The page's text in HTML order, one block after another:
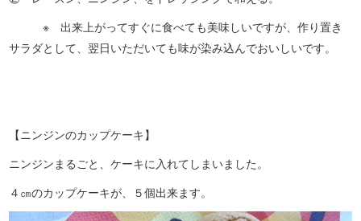
※ 出来上がってすぐに食べても美味しいですが、作り置き
サラダとして、翌日いただいても味が染み込んでおいしいです。
【ニンジンのカップケーキ】
ニンジンまるごと、ケーキに入れてしまいました。
４㎝のカップケーキが、５個出来ます。